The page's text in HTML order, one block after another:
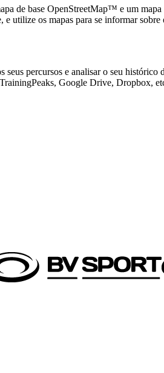
de base OpenStreetMap™ e um
os mapas para se informar
percursos e analisar o seu
Google Drive, Dropbox,